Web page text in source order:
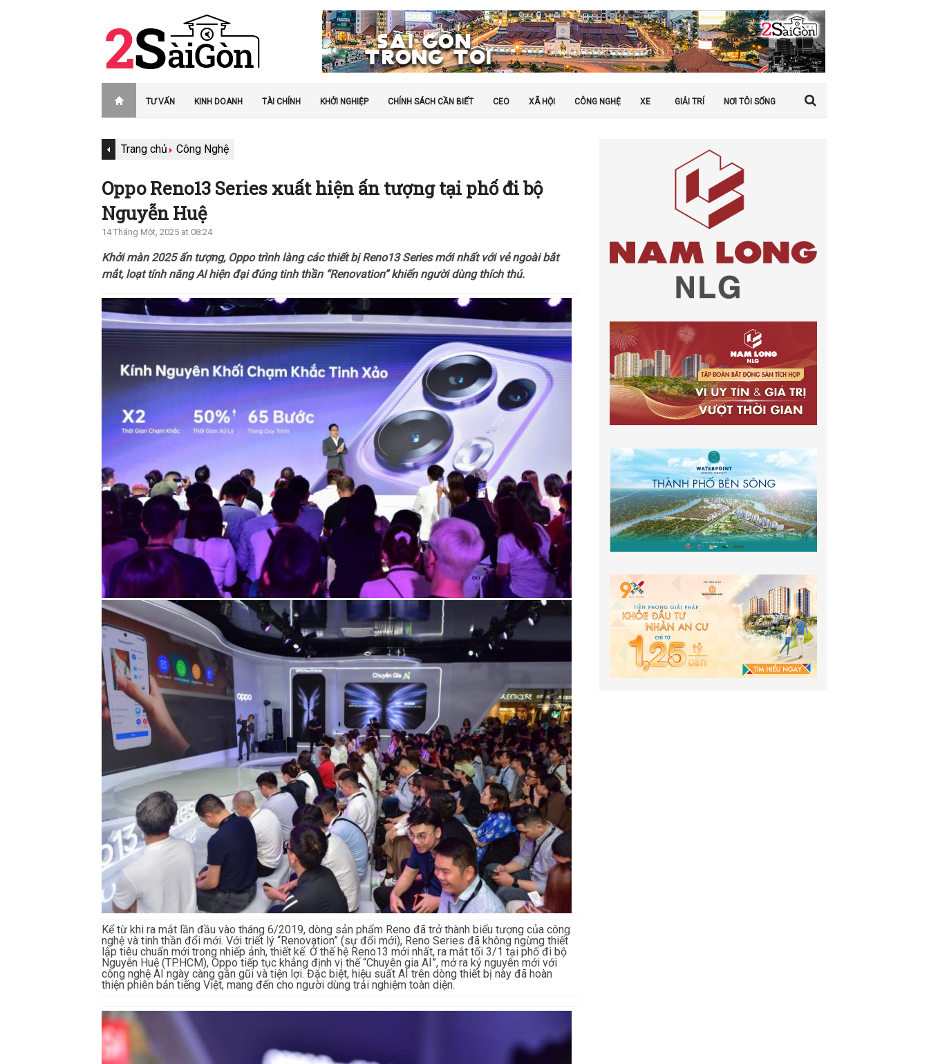
TƯ VẤN KINH DOANH TÀI CHÍNH KHỞI NGHIỆP CHÍNH SÁCH CẦN BIẾT CEO XÃ HỘI CÔNG NGHỆ XE GIẢI TRÍ NƠI TÔI SỐNG
Trang chủ Công Nghệ
Oppo Reno13 Series xuất hiện ấn tượng tại phố đi bộ
Nguyễn Huệ
14 Tháng Một, 2025 at 08:24
Khởi màn 2025 ấn tượng, Oppo trình làng các thiết bị Reno13 Series mới nhất với vẻ ngoài bắt
mắt, loạt tính năng AI hiện đại đúng tinh thần “Renovation” khiến người dùng thích thú.
Kể từ khi ra mắt lần đầu vào tháng 6/2019, dòng sản phẩm Reno đã trở thành biểu tượng của công
nghệ và tinh thần đổi mới. Với triết lý “Renovation” (sự đổi mới), Reno Series đã không ngừng thiết
lập tiêu chuẩn mới trong nhiếp ảnh, thiết kế. Ở thế hệ Reno13 mới nhất, ra mắt tối 3/1 tại phố đi bộ
Nguyễn Huệ (TP.HCM), Oppo tiếp tục khẳng định vị thế “Chuyên gia AI”, mở ra kỷ nguyên mới với
công nghệ AI ngày càng gần gũi và tiện lợi. Đặc biệt, hiệu suất AI trên dòng thiết bị này đã hoàn
thiện phiên bản tiếng Việt, mang đến cho người dùng trải nghiệm toàn diện.